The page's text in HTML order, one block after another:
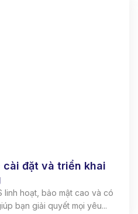
cài đặt và triển khai
linh hoạt, bảo mật cao và có
bạn giải quyết mọi yêu...